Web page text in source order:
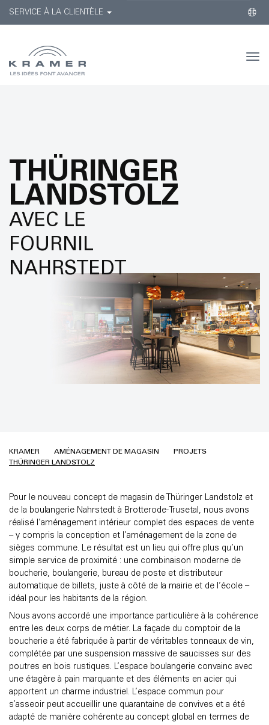
SERVICE À LA CLIENTÈLE
THÜRINGER
LANDSTOLZ
AVEC LE
FOURNIL
NAHRSTEDT
KRAMER AMÉNAGEMENT DE MAGASIN
PROJETS
THÜRINGER LANDSTOLZ
Pour le nouveau concept de magasin de Thüringer Landstolz et
de la boulangerie Nahrstedt à Brotterode-Trusetal, nous avons
réalisé l’aménagement intérieur complet des espaces de vente
– y compris la conception et l’aménagement de la zone de
sièges commune. Le résultat est un lieu qui offre plus qu’un
simple service de proximité : une combinaison moderne de
boucherie, boulangerie, bureau de poste et distributeur
automatique de billets, juste à côté de la mairie et de l’école –
idéal pour les habitants de la région.
Nous avons accordé une importance particulière à la cohérence
entre les deux corps de métier. La façade du comptoir de la
boucherie a été fabriquée à partir de véritables tonneaux de vin,
complétée par une suspension massive de saucisses sur des
poutres en bois rustiques. L’espace boulangerie convainc avec
une étagère à pain marquante et des éléments en acier qui
apportent un charme industriel. L’espace commun pour
s’asseoir peut accueillir une quarantaine de convives et a été
adapté de manière cohérente au concept global en termes de